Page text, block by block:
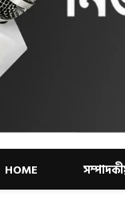
HOME